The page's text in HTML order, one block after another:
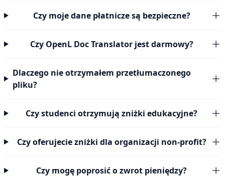
Czy moje dane płatnicze są bezpieczne?
Czy OpenL Doc Translator jest darmowy?
Dlaczego nie otrzymałem przetłumaczonego
pliku?
Czy studenci otrzymują zniżki edukacyjne?
Czy oferujecie zniżki dla organizacji non-profit?
Czy mogę poprosić o zwrot pieniędzy?